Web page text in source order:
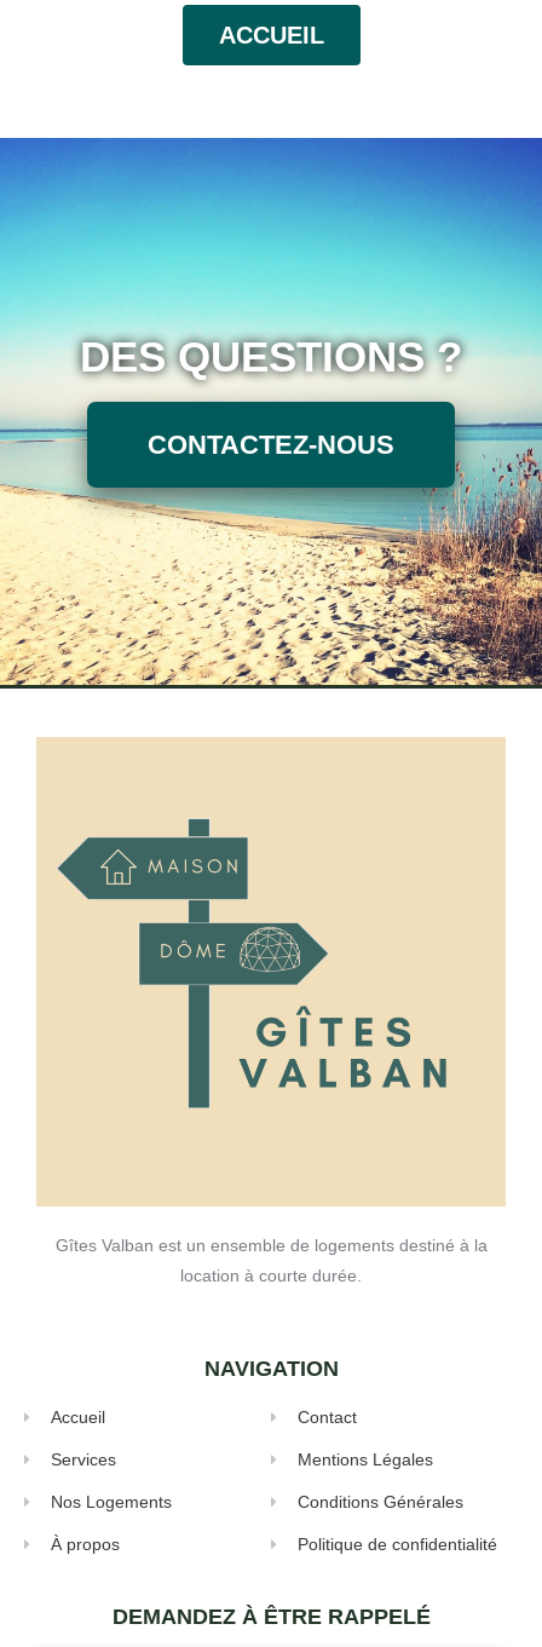
ACCUEIL
DES QUESTIONS ?
CONTACTEZ-NOUS
Gîtes Valban est un ensemble de logements destiné à la
location à courte durée.
NAVIGATION
Accueil
Services
Nos Logements
À propos
Contact
Mentions Légales
Conditions Générales
Politique de confidentialité
DEMANDEZ À ÊTRE RAPPELÉ